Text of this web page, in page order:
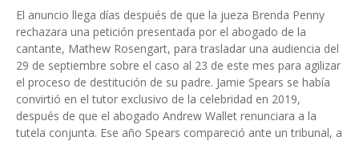
El anuncio llega días después de que la jueza Brenda Penny
rechazara una petición presentada por el abogado de la
cantante, Mathew Rosengart, para trasladar una audiencia del
29 de septiembre sobre el caso al 23 de este mes para agilizar
el proceso de destitución de su padre. Jamie Spears se había
convirtió en el tutor exclusivo de la celebridad en 2019,
después de que el abogado Andrew Wallet renunciara a la
tutela conjunta. Ese año Spears compareció ante un tribunal, a